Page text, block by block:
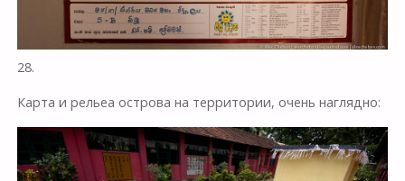
28.
Карта и рельеa острова на территории, очень наглядно: